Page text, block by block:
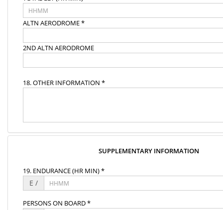
ALTN AERODROME *
2ND ALTN AERODROME
18. OTHER INFORMATION *
SUPPLEMENTARY INFORMATION
19. ENDURANCE (HR MIN) *
E /
PERSONS ON BOARD *